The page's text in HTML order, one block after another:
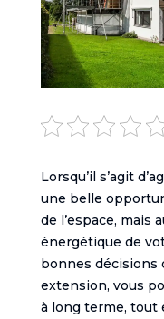
Lorsqu’il s’agit
une belle
de l’espace, mais
énergétique de
bonnes décisions
extension, vous
à long terme, tout